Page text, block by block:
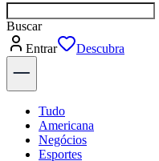
Buscarempresas em Americana
Entrar
Tudo
Americana
Negócios
Esportes